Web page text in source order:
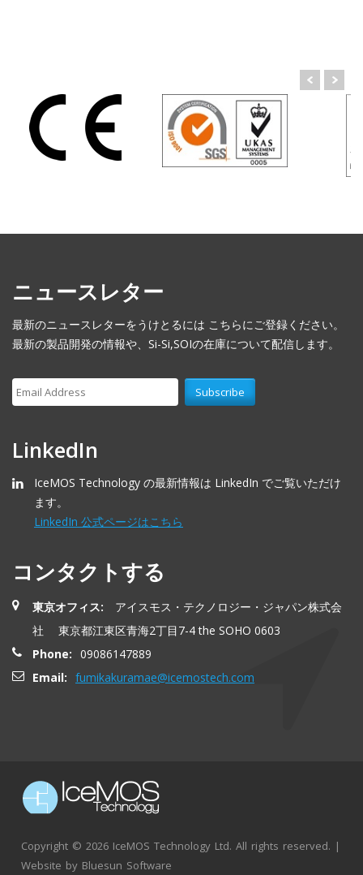
ニュースレター
最新のニュースレターをうけとるには こちらにご登録ください。
最新の製品開発の情報や、Si-Si,SOIの在庫について配信します。
LinkedIn
IceMOS Technology の最新情報は LinkedIn でご覧いただけ
ます。
LinkedIn 公式ページはこちら
コンタクトする
東京オフィス:
アイスモス・テクノロジー・ジャパン株式会
社 東京都江東区青海2丁目7-4 the SOHO 0603
Phone: 09086147889
Email: fumikakuramae@icemostech.com
Copyright © 2026 IceMOS Technology Ltd. All rights reserved. |
Website by Bluesun Software